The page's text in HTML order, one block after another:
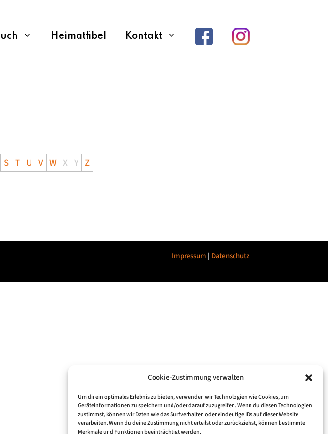
Cookie-Zustimmung verwalten
Um dir ein optimales Erlebnis zu bieten, verwenden wir Technologien wie Cookies, um
Geräteinformationen zu speichern und/oder darauf zuzugreifen. Wenn du diesen Technologien
zustimmst, können wir Daten wie das Surfverhalten oder eindeutige IDs auf dieser Website
verarbeiten. Wenn du deine Zustimmung nicht erteilst oder zurückziehst, können bestimmte
Merkmale und Funktionen beeinträchtigt werden.
Heimatfibel Kontakt
S T U V W X Y Z
Impressum | Datenschutz